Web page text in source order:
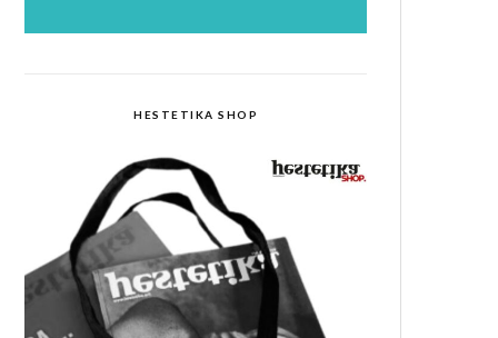
HESTETIKA SHOP